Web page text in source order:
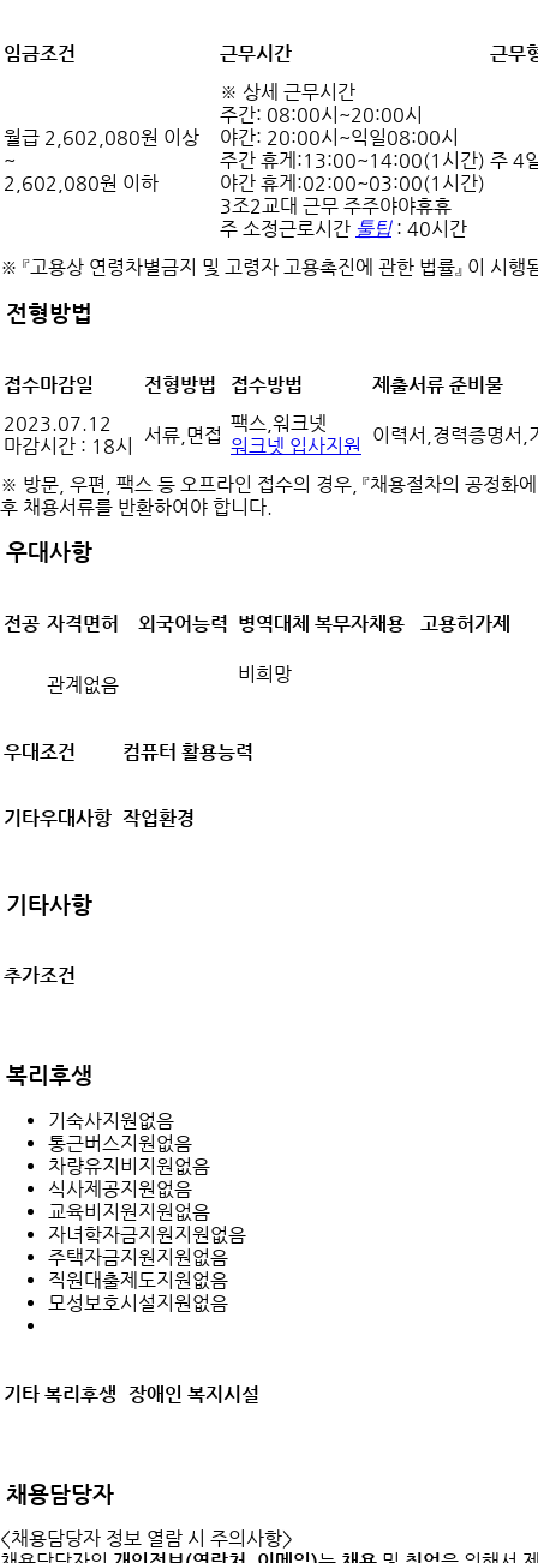
임금조건 근무시간 근무
월급 2,602,080원 이상
~
2,602,080원 이하
※ 상세 근무시간
주간: 08:00시~20:00시
야간: 20:00시~익일08:00시
주간 휴게:13:00~14:00(1시간)
야간 휴게:02:00~03:00(1시간)
3조2교대 근무 주주야야휴휴
주 소정근로시간 툴팁: 40시간
주 4
※ 『고용상 연령차별금지 및 고령자 고용촉진에 관한 법률』 이 시
전형방법
접수마감일 전형방법 접수방법
제출서류 준비물
2023.07.12
마감시간 : 18시
서류,면접
팩스,워크넷
워크넷 입사지원
이력서,경력증명서,
※ 방문, 우편, 팩스 등 오프라인 접수의 경우, 『채용절차의 공정화
후 채용서류를 반환하여야 합니다.
우대사항
전공 자격면허 외국어능력 병역대체 복무자채용 고용허가제
관계없음 비희망
우대조건 컴퓨터 활용능력
기타우대사항 작업환경
기타사항
추가조건
복리후생
기숙사지원없음
통근버스지원없음
차량유지비지원없음
식사제공지원없음
교육비지원지원없음
자녀학자금지원지원없음
주택자금지원지원없음
직원대출제도지원없음
모성보호시설지원없음
기타 복리후생 장애인 복지시설
채용담당자
<채용담당자 정보 열람 시 주의사항>